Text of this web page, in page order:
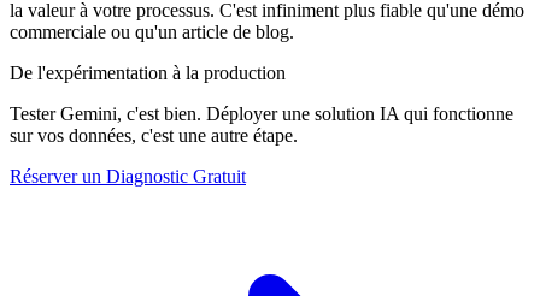
la valeur à votre processus. C'est infiniment plus fiable qu'une démo
commerciale ou qu'un article de blog.
De l'expérimentation à la production
Tester Gemini, c'est bien. Déployer une solution IA qui fonctionne
sur vos données, c'est une autre étape.
Réserver un Diagnostic Gratuit